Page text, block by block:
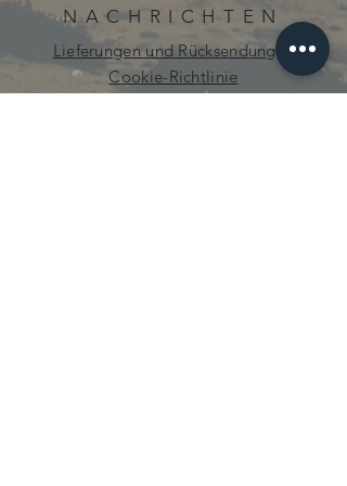
NACHRICHTEN
Lieferungen und Rücksendungen
Cookie-Richtlinie